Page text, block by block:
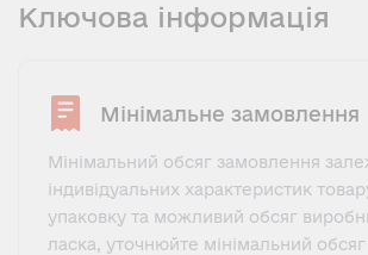
Ключова інформація
Мінімальне замовлення
Мінімальний обсяг замовлення
індивідуальних характеристик
упаковку та можливий обсяг
ласка, уточнюйте мінімальний